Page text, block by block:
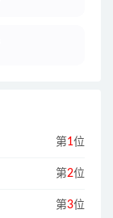
第1位
第2位
第3位